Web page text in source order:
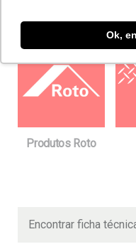
Ok,
Produtos Roto